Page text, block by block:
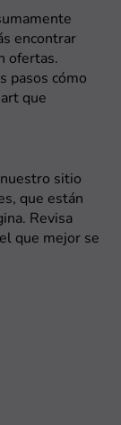
encontrar
ofertas.
pasos cómo
que
sitio
que están
Revisa
que mejor se